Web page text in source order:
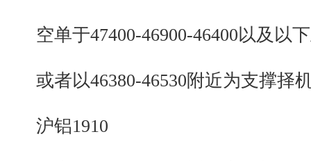
空单于47400-46900-46400以及以
或者以46380-46530附近为支撑择
沪铝1910